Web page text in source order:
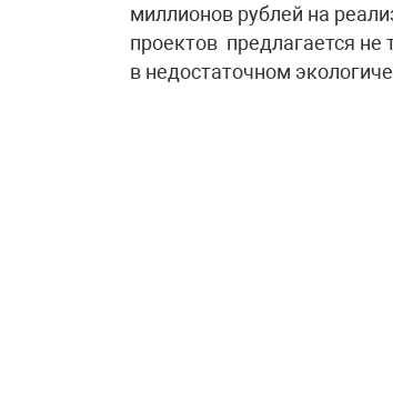
миллионов рублей на
проектов предлагается
в недостаточном